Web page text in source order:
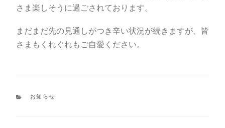
さま楽しそうに過ごされております。
まだまだ先の見通しがつき辛い状況が続きますが、皆
さまもくれぐれもご自愛ください。
カ
お知らせ